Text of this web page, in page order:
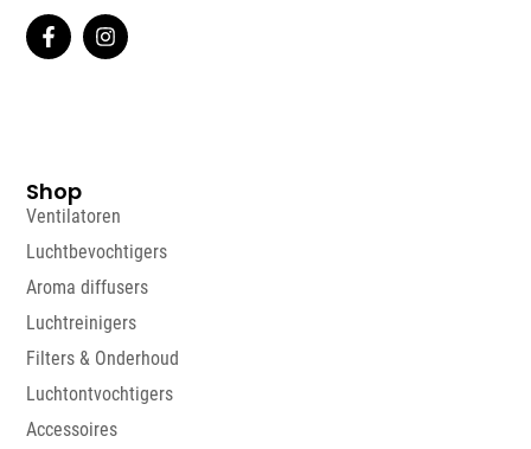
Shop
Ventilatoren
Luchtbevochtigers
Aroma diffusers
Luchtreinigers
Filters & Onderhoud
Luchtontvochtigers
Accessoires